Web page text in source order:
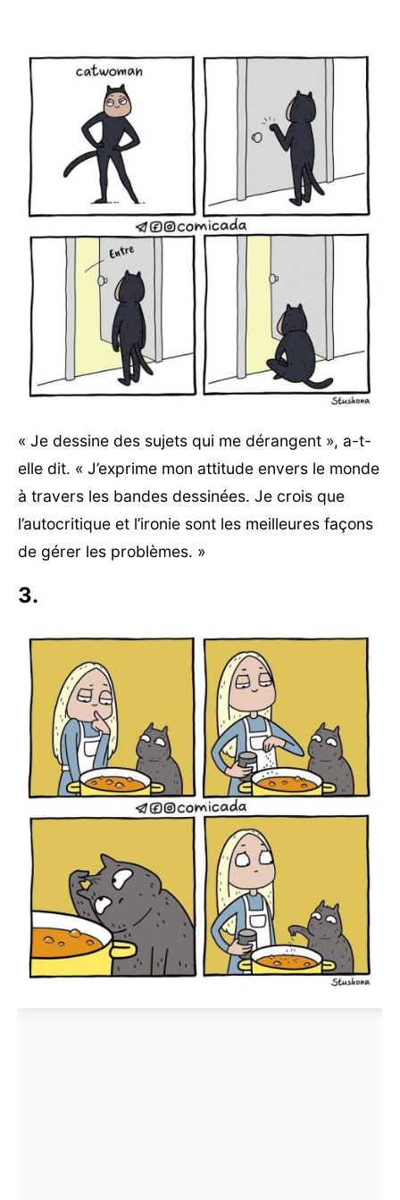
« Je dessine des sujets qui me dérangent », a-t-
elle dit. « J’exprime mon attitude envers le monde
à travers les bandes dessinées. Je crois que
l’autocritique et l’ironie sont les meilleures façons
de gérer les problèmes. »
3.